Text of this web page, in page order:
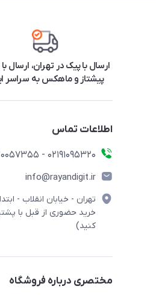
ارسال با پیک در تهران، ارسال
پیشتاز و ماهکس به سراسر
اطلاعات تماس
۰۲۱91095320 - 09120057355 - 09915561288
info@rayandigit.ir
تهران - خیابان انقلاب -
خرید حضوری از قبل با
کنید)
مختصری درباره فروشگاه